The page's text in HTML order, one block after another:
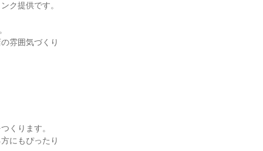
ク提供です。
雰囲気づくり
くります。
にもぴったり